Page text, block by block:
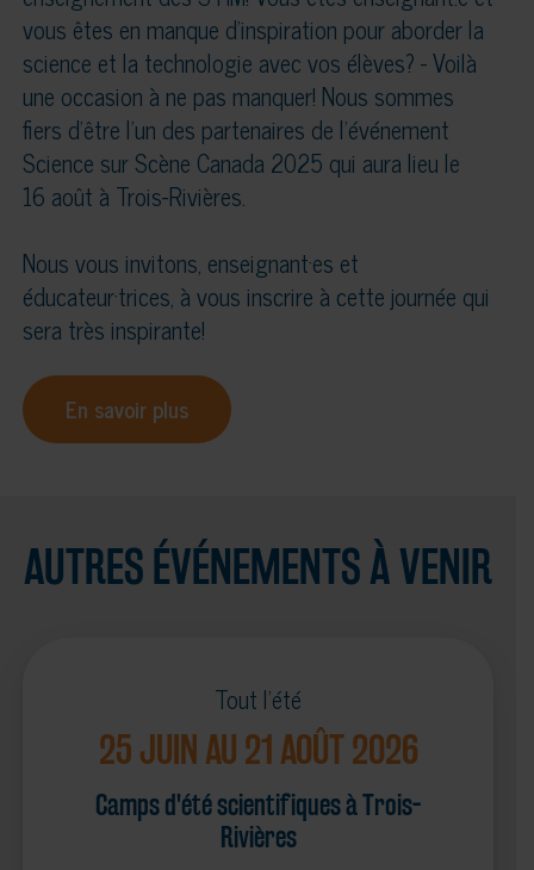
vous êtes en manque d’inspiration pour aborder la
science et la technologie avec vos élèves? - Voilà
une occasion à ne pas manquer! Nous sommes
fiers d'être l'un des partenaires de l'événement
Science sur Scène Canada 2025 qui aura lieu le
16 août à Trois-Rivières.
Nous vous invitons, enseignant·es et
éducateur·trices, à vous inscrire à cette journée qui
sera très inspirante!
En savoir plus
AUTRES ÉVÉNEMENTS À VENIR
Tout l'été
25 JUIN AU 21 AOÛT 2026
Camps d'été scientifiques à Trois-
Rivières